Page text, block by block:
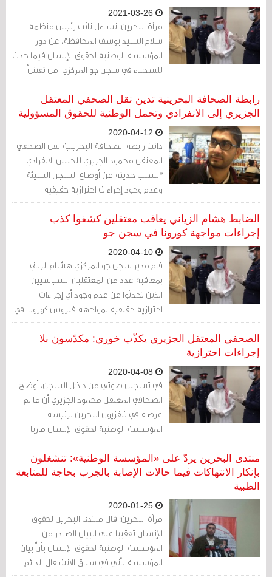
مرآة البحرين: تساءل نائب رئيس منظمة
سلام السيد يوسف المحافظة، عن دور
المؤسسة الوطنية لحقوق الإنسان فيما حدث
للسجناء في سجن جو المركزي، من تفشّ
لفيروس كورونا.
رابطة الصحافة البحرينية تدين نقل الصحفي المعتقل
الجزيري إلى الانفرادي وتحمل الوطنية للحقوق المسؤولية
دانت رابطة الصحافة البحرينية نقل الصحفي
المعتقل محمود الجزيري للحبس الانفرادي
"بسبب حديثه عن أوضاع السجن السيئة
وعدم وجود إجراءات احترازية حقيقية
لمواجهة فيروس كورونا" محمّلة المؤسسة
الوطنية لحقوق الإنسان مسؤولية ذلك.
الضابط هشام الزياني يعاقب معتقلين كشفوا كذب
إجراءات مواجهة كورونا في سجن جو
قام مدير سجن جو المركزي هشام الزياني
بمعاقبة عدد من المعتقلين السياسيين،
الذين تحدثوا عن عدم وجود أي إجراءات
احترازية حقيقية لمواجهة فيروس كورونا، في
ردهم على تصريح ماريا خوري رئيسة
المؤسسة الوطنية لحقوق الإنسان.
الصحفي المعتقل الجزيري يكذّب خوري: مكدّسون بلا
إجراءات احترازية
في تسجيل صوتي من داخل السجن، أوضح
الصحافي المعتقل محمود الجزيري أن ما تم
عرضه في تلفزيون البحرين لرئيسة
المؤسسة الوطنية لحقوق الإنسان ماريا
خوري وأعضاء آخرين قالوا أنهم زاروا السجن
لحماية السجناء، هو "مسرحية مصورة لا
تمت للواقع بصلة".
منتدى البحرين يردّ على «المؤسسة الوطنية»: تنشغلون
بإنكار الانتهاكات فيما حالات الإصابة بالجرب بحاجة للمتابعة
الطبية
مرآة البحرين: قال منتدى البحرين لحقوق
الإنسان تعقيبا على البيان الصادر من
المؤسسة الوطنية لحقوق الإنسان بأنَّ بيان
المؤسسة يأتي في سياق الانشغال الدائم